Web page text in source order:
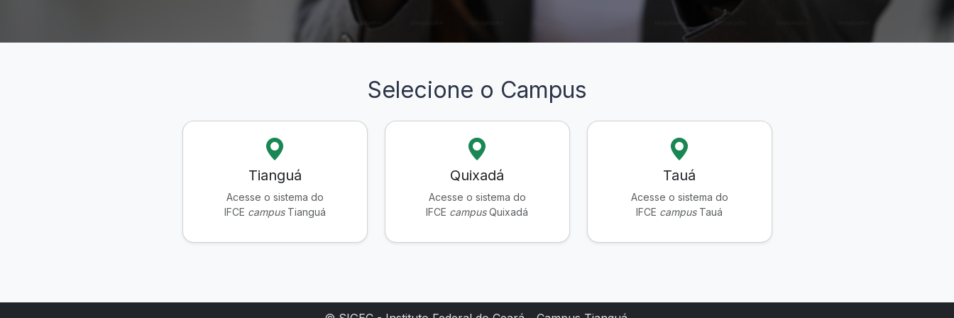
Selecione o Campus
Tianguá
Acesse o sistema do
IFCE campusTianguá
Quixadá
Acesse o sistema do
IFCE campusQuixadá
Tauá
Acesse o sistema do
IFCE campusTauá